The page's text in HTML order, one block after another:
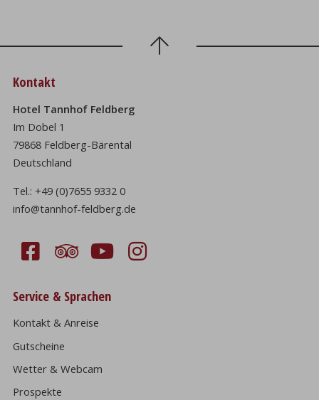
Kontakt
Hotel Tannhof Feldberg
Im Dobel 1
79868 Feldberg-Bärental
Deutschland
Tel.:+49 (0)7655 9332 0
info@tannhof-feldberg.de
Service & Sprachen
Kontakt & Anreise
Gutscheine
Wetter & Webcam
Prospekte